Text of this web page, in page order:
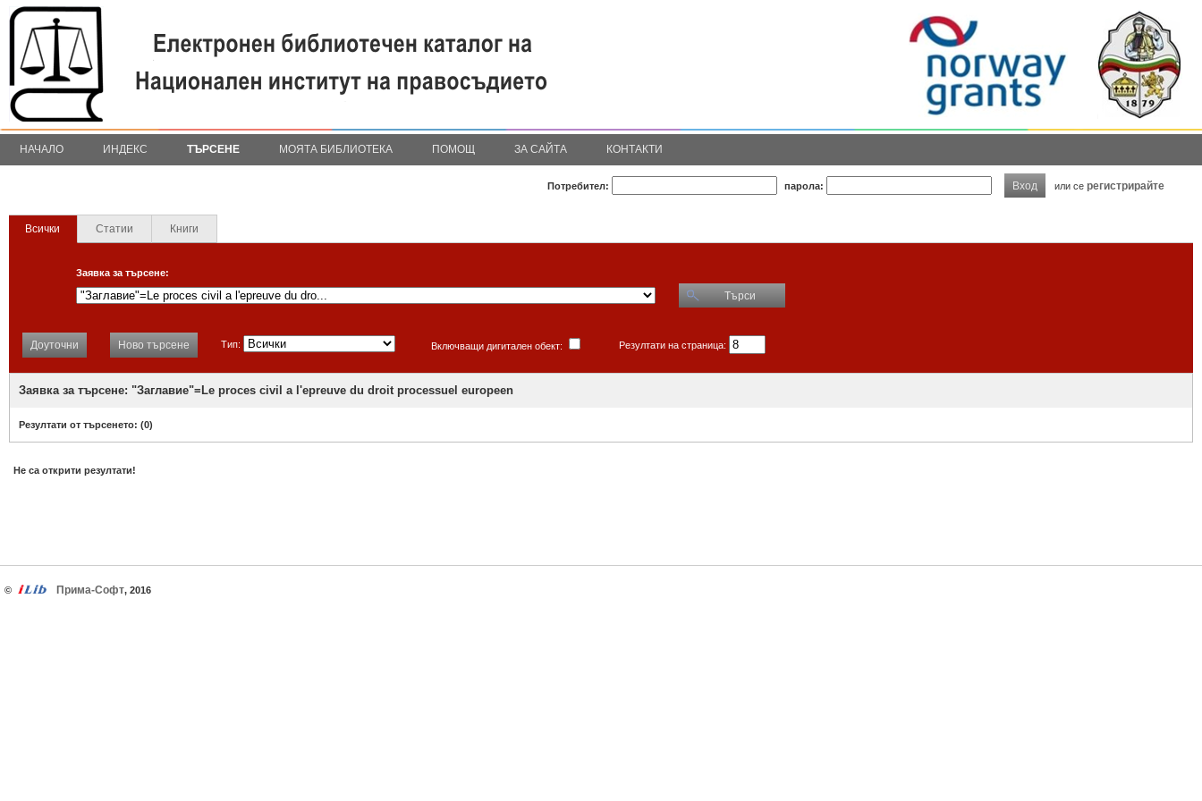
НАЧАЛО ИНДЕКС ТЪРСЕНЕ МОЯТА БИБЛИОТЕКА ПОМОЩ ЗА САЙТА КОНТАКТИ
Потребител: парола: Вход или се регистрирайте
Всички Статии Книги
Заявка за търсене:
Търси
Доуточни Ново търсене Тип: Включващи дигитален обект: Резултати на страница:
Заявка за търсене: "Заглавие"=Le proces civil a l'epreuve du droit processuel europeen
Резултати от търсенето: (0)
Не са открити резултати!
© Прима-Софт, 2016